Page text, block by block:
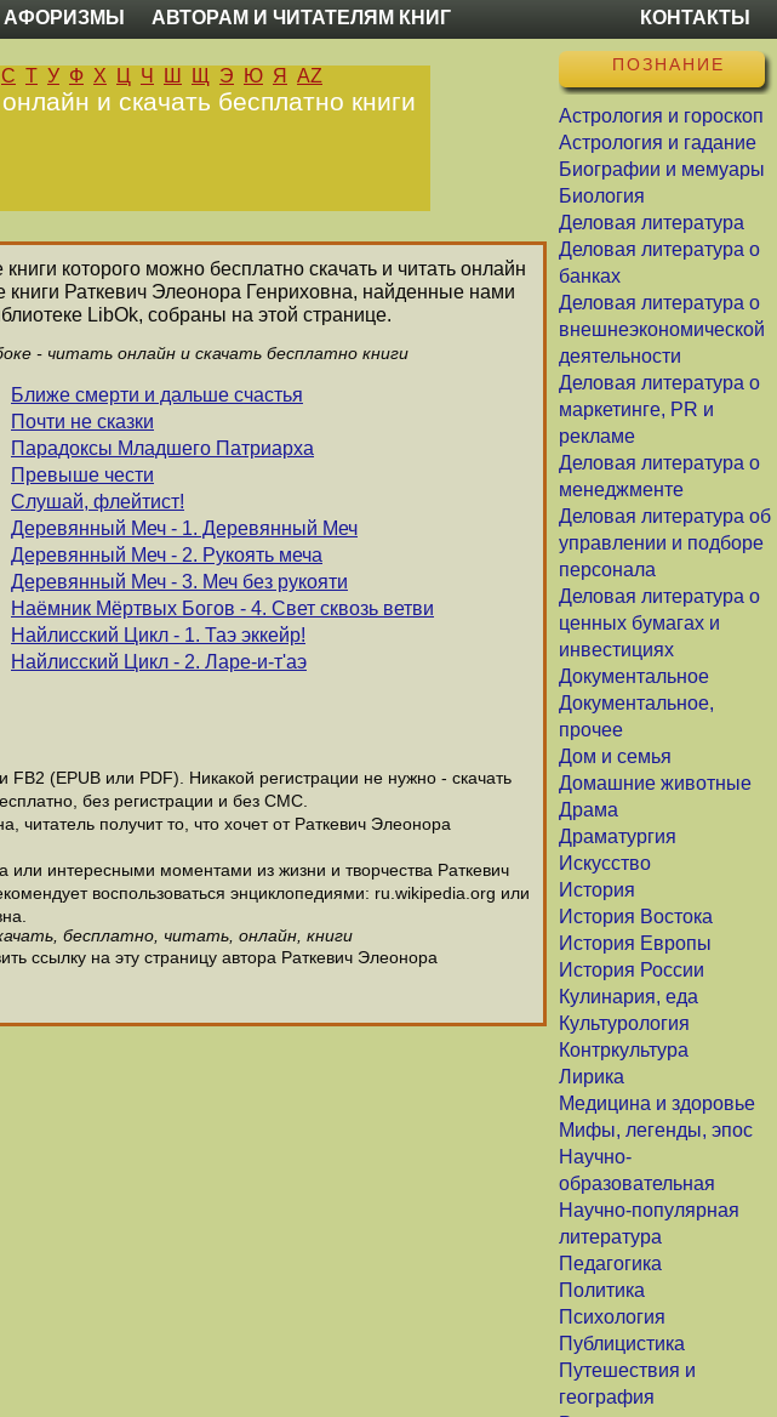
АФОРИЗМЫ АВТОРАМ И ЧИТАТЕЛЯМ КНИГ КОНТАКТЫ
ПОЗНАНИЕ
Астрология и гороскоп
Астрология и гадание
Биографии и мемуары
Биология
Деловая литература
Деловая литература о
банках
Деловая литература о
внешнеэкономической
деятельности
Деловая литература о
маркетинге, PR и
рекламе
Деловая литература о
менеджменте
Деловая литература об
управлении и подборе
персонала
Деловая литература о
ценных бумагах и
инвестициях
Документальное
Документальное,
прочее
Дом и семья
Домашние животные
Драма
Драматургия
Искусство
История
История Востока
История Европы
История России
Кулинария, еда
Культурология
Контркультура
Лирика
Медицина и здоровье
Мифы, легенды, эпос
Научно-
образовательная
Научно-популярная
литература
Педагогика
Политика
Психология
Публицистика
Путешествия и
география
С Т У Ф Х Ц Ч Ш Щ Э Ю Я AZ
и скачать бесплатно книги
которого можно бесплатно скачать и читать онлайн
Раткевич Элеонора Генриховна, найденные нами
LibOk, собраны на этой странице.
- читать онлайн и скачать бесплатно книги
Ближе смерти и дальше счастья
Почти не сказки
Парадоксы Младшего Патриарха
Превыше чести
Слушай, флейтист!
Деревянный Меч - 1. Деревянный Меч
Деревянный Меч - 2. Рукоять меча
Деревянный Меч - 3. Меч без рукояти
Наёмник Мёртвых Богов - 4. Свет сквозь ветви
Найлисский Цикл - 1. Таэ эккейр!
Найлисский Цикл - 2. Ларе-и-т'аэ
(EPUB или PDF). Никакой регистрации не нужно - скачать
без регистрации и без СМС.
читатель получит то, что хочет от Раткевич Элеонора
или интересными моментами из жизни и творчества Раткевич
воспользоваться энциклопедиями: ru.wikipedia.org или
бесплатно, читать, онлайн, книги
ссылку на эту страницу автора Раткевич Элеонора